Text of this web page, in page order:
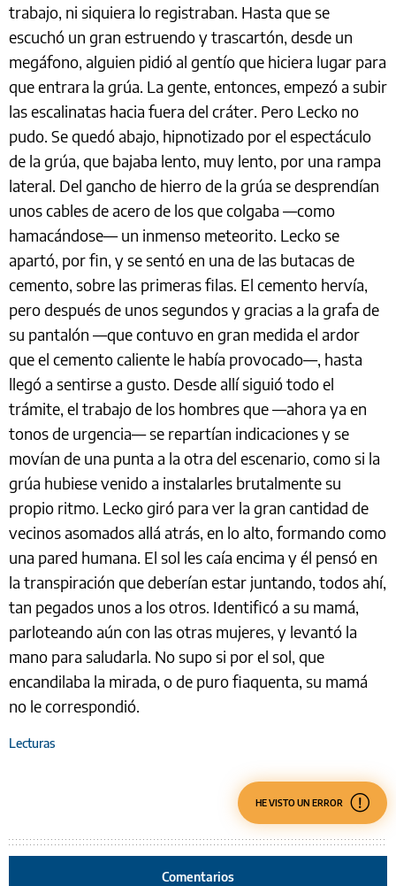
trabajo, ni siquiera lo registraban. Hasta que se
escuchó un gran estruendo y trascartón, desde un
megáfono, alguien pidió al gentío que hiciera lugar para
que entrara la grúa. La gente, entonces, empezó a subir
las escalinatas hacia fuera del cráter. Pero Lecko no
pudo. Se quedó abajo, hipnotizado por el espectáculo
de la grúa, que bajaba lento, muy lento, por una rampa
lateral. Del gancho de hierro de la grúa se desprendían
unos cables de acero de los que colgaba —como
hamacándose— un inmenso meteorito. Lecko se
apartó, por fin, y se sentó en una de las butacas de
cemento, sobre las primeras filas. El cemento hervía,
pero después de unos segundos y gracias a la grafa de
su pantalón —que contuvo en gran medida el ardor
que el cemento caliente le había provocado—, hasta
llegó a sentirse a gusto. Desde allí siguió todo el
trámite, el trabajo de los hombres que —ahora ya en
tonos de urgencia— se repartían indicaciones y se
movían de una punta a la otra del escenario, como si la
grúa hubiese venido a instalarles brutalmente su
propio ritmo. Lecko giró para ver la gran cantidad de
vecinos asomados allá atrás, en lo alto, formando como
una pared humana. El sol les caía encima y él pensó en
la transpiración que deberían estar juntando, todos ahí,
tan pegados unos a los otros. Identificó a su mamá,
parloteando aún con las otras mujeres, y levantó la
mano para saludarla. No supo si por el sol, que
encandilaba la mirada, o de puro fiaquenta, su mamá
no le correspondió.
Lecturas
HE VISTO UN ERROR
Comentarios